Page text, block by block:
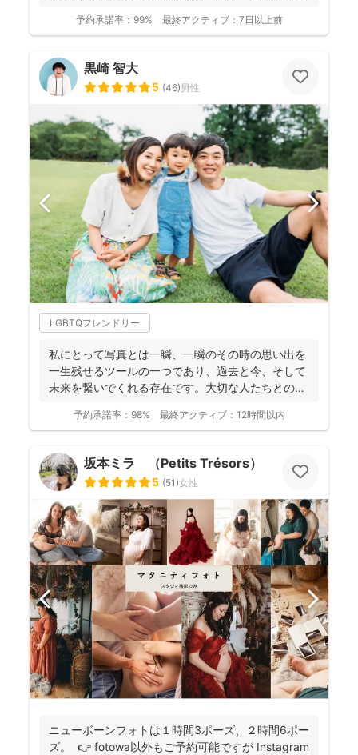
予約承諾率： 99% 最終アクティブ： 7日以上前
黒崎 智大
5 (46)男性
LGBTQフレンドリー
私にとって写真とは一瞬、一瞬のその時の思い出を
一生残せるツールの一つであり、過去と今、そして
未来を繋いでくれる存在です。大切な人たちとの写
予約承諾率： 98% 最終アクティブ： 12時間以内
坂本ミラ （Petits Trésors）
5 (51)女性
ニューボーンフォトは１時間3ポーズ、２時間6ポー
ズ。 👉 fotowa以外もご予約可能ですが Instagram